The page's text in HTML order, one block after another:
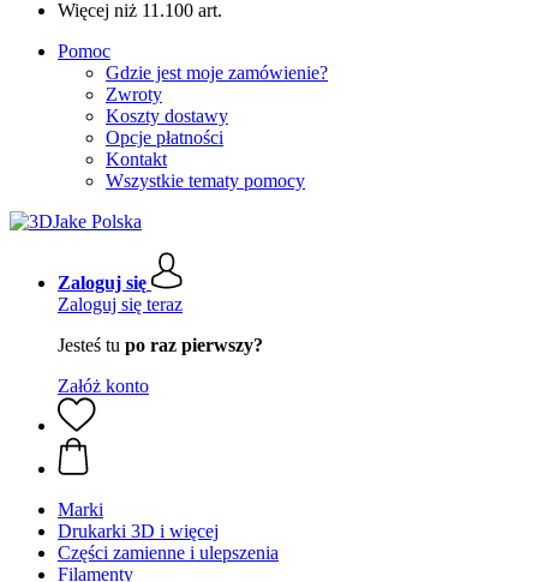
Więcej niż 11.100 art.
Pomoc
Gdzie jest moje zamówienie?
Zwroty
Koszty dostawy
Opcje płatności
Kontakt
Wszystkie tematy pomocy
Zaloguj się
Zaloguj się teraz
Jesteś tu po raz pierwszy?
Załóż konto
Marki
Drukarki 3D i więcej
Części zamienne i ulepszenia
Filamenty